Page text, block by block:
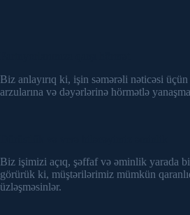
Biz anlayırıq ki, işin səmərəli nəticəsi üçün
arzularına və dəyərlərinə hörmətlə
Biz işimizi açıq, şəffaf və əminlik yarada
görürük ki, müştərilərimiz mümkün
üzləşməsinlər.